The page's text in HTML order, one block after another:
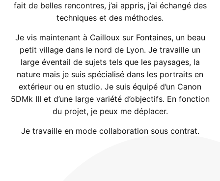
fait de belles rencontres, j’ai appris, j’ai échangé des
techniques et des méthodes.
Je vis maintenant à Cailloux sur Fontaines, un beau
petit village dans le nord de Lyon. Je travaille un
large éventail de sujets tels que les paysages, la
nature mais je suis spécialisé dans les portraits en
extérieur ou en studio. Je suis équipé d’un Canon
5DMk III et d’une large variété d’objectifs. En fonction
du projet, je peux me déplacer.
Je travaille en mode collaboration sous contrat.